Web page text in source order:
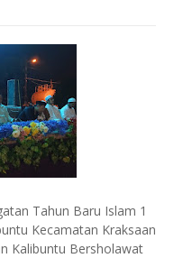
Tahun Baru Islam 1
Kecamatan Kraksaan
Kalibuntu Bersholawat